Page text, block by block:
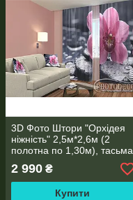
3D Фото Штори "Орхідея
ніжність" 2,5м*2,6м (2
полотна по 1,30м), тасьма
2 990 ₴
Купити